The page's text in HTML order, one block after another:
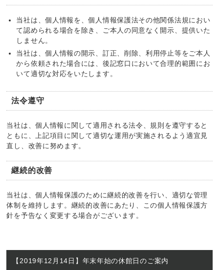
当社は、個人情報を、個人情報保護法その他関係法規におい
て認められる場合を除き、ご本人の同意なく開示、提供いた
しません。
当社は、個人情報の開示、訂正、削除、利用停止等をご本人
から依頼された場合には、後記窓口において合理的範囲にお
いて適切な対応をいたします。
法令遵守
当社は、個人情報に関して適用される法令、規則を遵守すると
ともに、上記項目に関して適切な運用が実施されるよう適宜見
直し、改善に努めます。
継続的改善
当社は、個人情報保護のために継続的改善を行い、適切な管理
体制を維持します。継続的改善にあたり、この個人情報保護方
針を予告なく変更する場合がございます。
【2019年12月14日】年末年始の休館日のご案内